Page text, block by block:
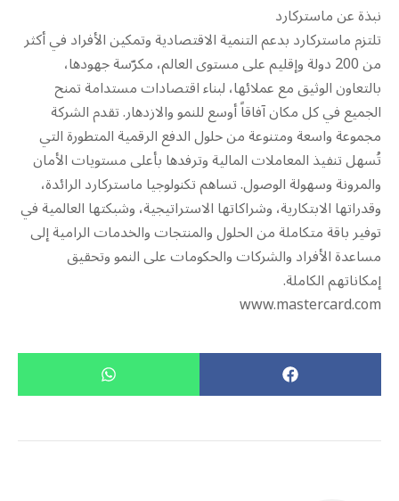
نبذة عن ماستركارد
تلتزم ماستركارد بدعم التنمية الاقتصادية وتمكين الأفراد في أكثر
من 200 دولة وإقليم على مستوى العالم، مكرّسة جهودها،
بالتعاون الوثيق مع عملائها، لبناء اقتصادات مستدامة تمنح
الجميع في كل مكان آفاقاً أوسع للنمو والازدهار. تقدم الشركة
مجموعة واسعة ومتنوعة من حلول الدفع الرقمية المتطورة التي
تُسهل تنفيذ المعاملات المالية وترفدها بأعلى مستويات الأمان
والمرونة وسهولة الوصول. تساهم تكنولوجيا ماستركارد الرائدة،
وقدراتها الابتكارية، وشراكاتها الاستراتيجية، وشبكتها العالمية في
توفير باقة متكاملة من الحلول والمنتجات والخدمات الرامية إلى
مساعدة الأفراد والشركات والحكومات على النمو وتحقيق
إمكاناتهم الكاملة.
www.mastercard.com